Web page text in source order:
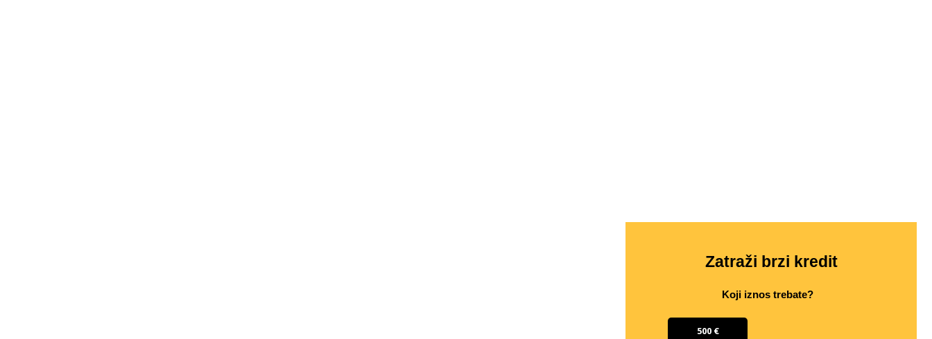
Zatraži brzi kredit
Koji iznos trebate?
500 €